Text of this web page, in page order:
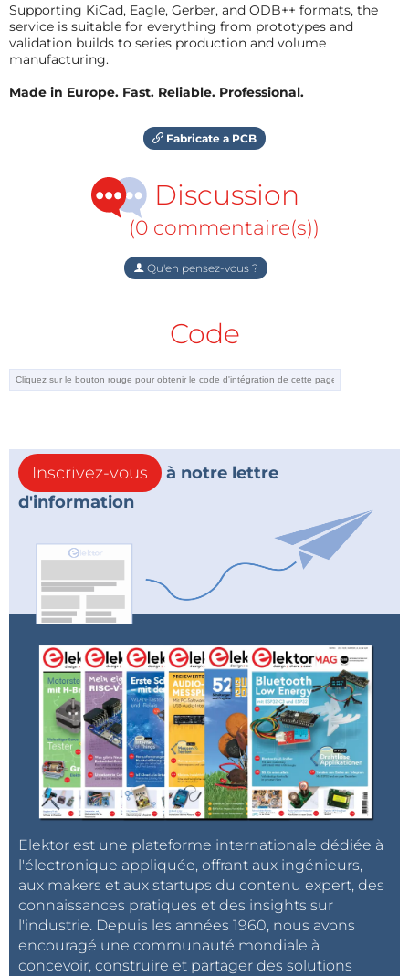
Supporting KiCad, Eagle, Gerber, and ODB++ formats, the
service is suitable for everything from prototypes and
validation builds to series production and volume
manufacturing.
Made in Europe. Fast. Reliable. Professional.
Fabricate a PCB
Discussion
(0 commentaire(s))
Qu'en pensez-vous ?
Code
Inscrivez-vous
à notre lettre
d'information
Elektor est une plateforme internationale dédiée à
l'électronique appliquée, offrant aux ingénieurs,
aux makers et aux startups du contenu expert, des
connaissances pratiques et des insights sur
l'industrie. Depuis les années 1960, nous avons
encouragé une communauté mondiale à
concevoir, construire et partager des solutions